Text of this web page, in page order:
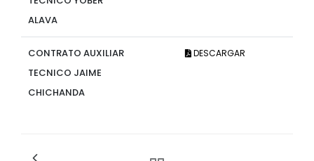
ALAVA
CONTRATO AUXILIAR
TECNICO JAIME
CHICHANDA
DESCARGAR